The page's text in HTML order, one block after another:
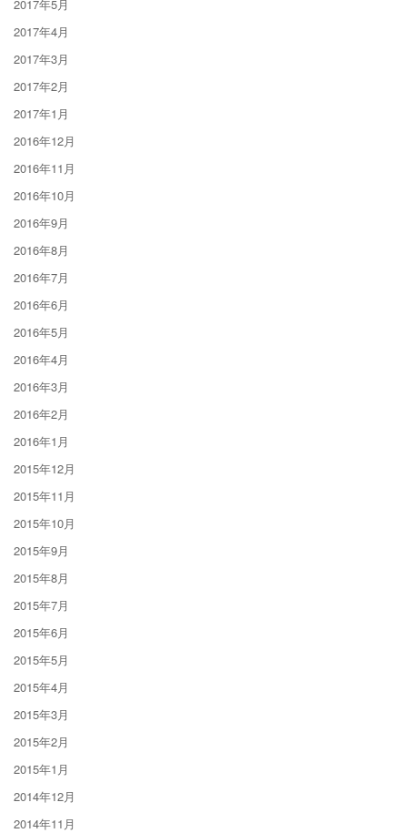
2017年5月
2017年4月
2017年3月
2017年2月
2017年1月
2016年12月
2016年11月
2016年10月
2016年9月
2016年8月
2016年7月
2016年6月
2016年5月
2016年4月
2016年3月
2016年2月
2016年1月
2015年12月
2015年11月
2015年10月
2015年9月
2015年8月
2015年7月
2015年6月
2015年5月
2015年4月
2015年3月
2015年2月
2015年1月
2014年12月
2014年11月